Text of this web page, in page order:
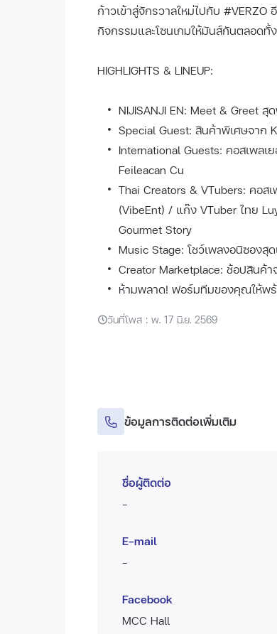
ก้าวเข้าสู่จักรวาลใหม่ไปกับ
กิจกรรมและโซนเกมให้มันส์กันตลอดทั้
HIGHLIGHTS & LINEUP:
NIJISANJI EN: Meet & Greet
Special Guest: สินค้าพิเศษจาก
International Guests: คอสเพลเ
Feileacan Cu
Thai Creators & VTubers: คอส
(VibeEnt) / แก๊ง VTuber ไทย
Gourmet Story
Music Stage: โชว์เพลงอนิซองสุ
Creator Marketplace: ช้อปสินค้
ห้ามพลาด! ฟอร์มทีมของคุณให้พร้
วันที่โพส : พ. 17 มิ.ย. 2569
ข้อมูลการติดต่อเพิ่มเติม
ชื่อผู้ติดต่อ
-
E-mail
-
Facebook
MCC Hall